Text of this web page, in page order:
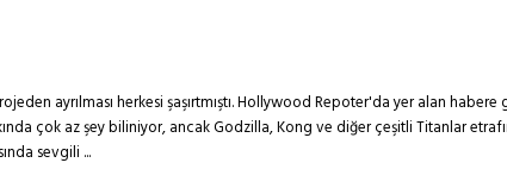
ayrılması herkesi şaşırtmıştı. Hollywood Repoter'da yer alan
çok az şey biliniyor, ancak Godzilla, Kong ve diğer çeşitli Titanlar
sevgili ...